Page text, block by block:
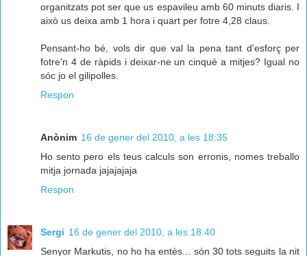
organitzats pot ser que us espavileu amb 60 minuts diaris. I
això us deixa amb 1 hora i quart per fotre 4,28 claus.
Pensant-ho bé, vols dir que val la pena tant d'esforç per
fotre'n 4 de ràpids i deixar-ne un cinquè a mitjes? Igual no
sóc jo el gilipolles.
Respon
Anònim 16 de gener del 2010, a les 18:35
Ho sento pero els teus calculs son erronis, nomes treballo
mitja jornada jajajajaja
Respon
Sergi 16 de gener del 2010, a les 18:40
Senyor Markutis, no ho ha entès... són 30 tots seguits la nit